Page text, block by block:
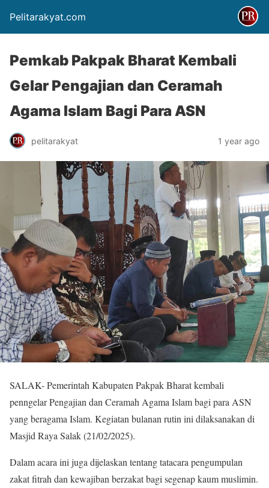
Pelitarakyat.com
Pemkab Pakpak Bharat Kembali
Gelar Pengajian dan Ceramah
Agama Islam Bagi Para ASN
pelitarakyat 1 year ago
SALAK- Pemerintah Kabupaten Pakpak Bharat kembali
penngelar Pengajian dan Ceramah Agama Islam bagi para ASN
yang beragama Islam. Kegiatan bulanan rutin ini dilaksanakan di
Masjid Raya Salak (21/02/2025).
Dalam acara ini juga dijelaskan tentang tatacara pengumpulan
zakat fitrah dan kewajiban berzakat bagi segenap kaum muslimin.